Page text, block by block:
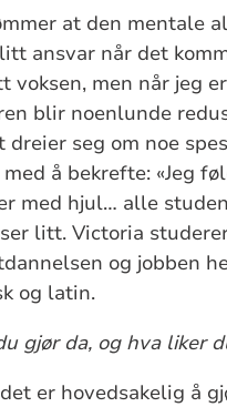
at den mentale
ansvar når det
voksen, men når jeg
blir noenlunde
seg om noe
å bekrefte: «Jeg
med hjul… alle
litt. Victoria
og jobben
og latin.
gjør da, og hva liker
er hovedsakelig å